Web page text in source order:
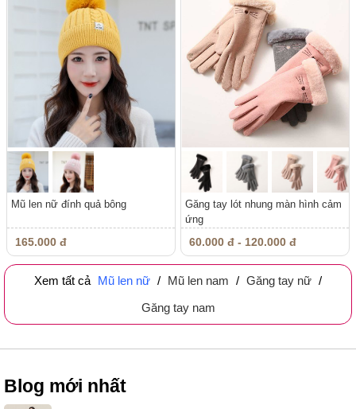
Mũ len nữ đính quả bông
165.000 đ
Găng tay lót nhung màn hình cảm
ứng
60.000 đ - 120.000 đ
Xem tất cả Mũ len nữ / Mũ len nam / Găng tay nữ /
Găng tay nam
Blog mới nhất